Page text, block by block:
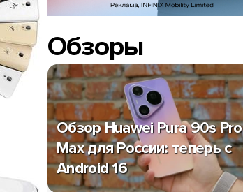
Обзоры
Обзор Huawei Pura 90s Pro
Max для России: теперь с
Android 16